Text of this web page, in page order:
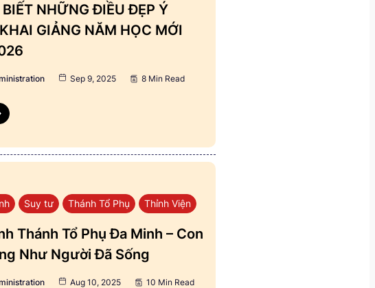
BIẾT NHỮNG ĐIỀU ĐẸP Ý
GIẢNG NĂM HỌC MỚI
Sep 9, 2025 8 Min Read
Suy tư Thánh Tổ Phụ Thỉnh Viện
Thánh Tổ Phụ Đa Minh – Con
Như Người Đã Sống
Aug 10, 2025 10 Min Read